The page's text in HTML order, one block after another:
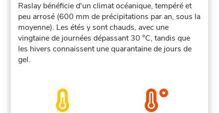
Raslay bénéficie d'un climat océanique, tempéré et
peu arrosé (600 mm de précipitations par an, sous la
moyenne). Les étés y sont chauds, avec une
vingtaine de journées dépassant 30 °C, tandis que
les hivers connaissent une quarantaine de jours de
gel.